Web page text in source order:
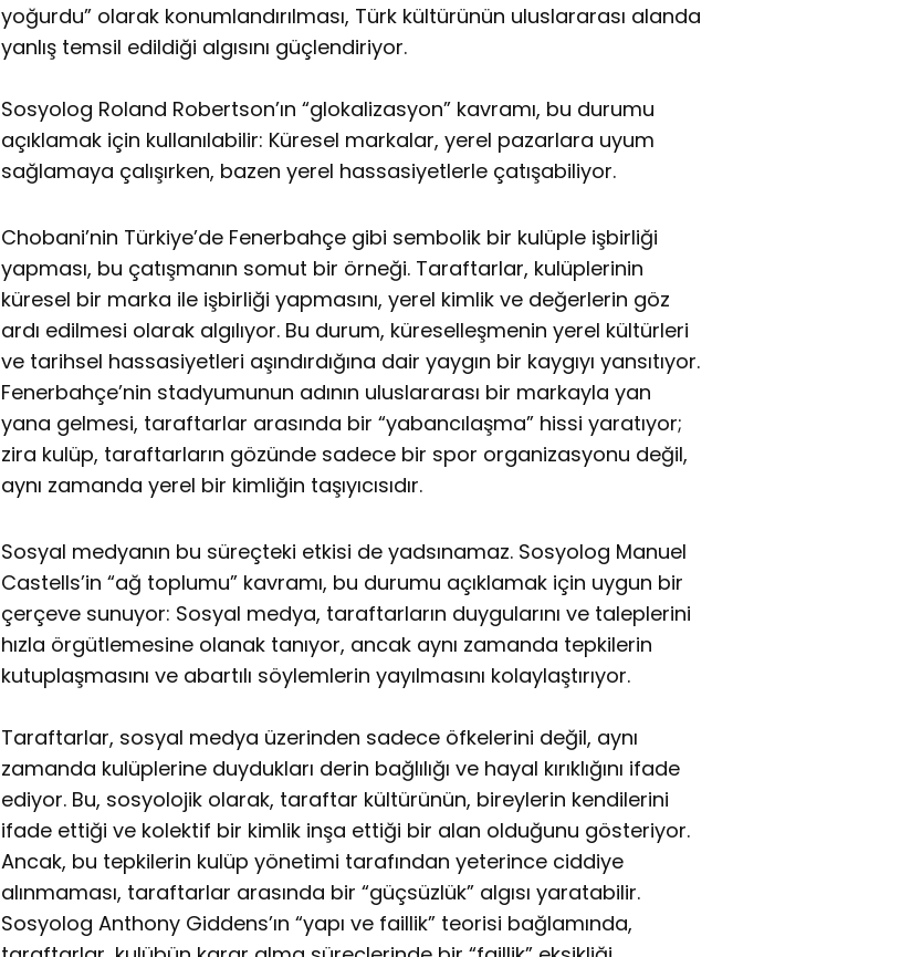
yoğurdu” olarak konumlandırılması, Türk kültürünün uluslararası alanda
yanlış temsil edildiği algısını güçlendiriyor.
Sosyolog Roland Robertson’ın “glokalizasyon” kavramı, bu durumu
açıklamak için kullanılabilir: Küresel markalar, yerel pazarlara uyum
sağlamaya çalışırken, bazen yerel hassasiyetlerle çatışabiliyor.
Chobani’nin Türkiye’de Fenerbahçe gibi sembolik bir kulüple işbirliği
yapması, bu çatışmanın somut bir örneği. Taraftarlar, kulüplerinin
küresel bir marka ile işbirliği yapmasını, yerel kimlik ve değerlerin göz
ardı edilmesi olarak algılıyor. Bu durum, küreselleşmenin yerel kültürleri
ve tarihsel hassasiyetleri aşındırdığına dair yaygın bir kaygıyı yansıtıyor.
Fenerbahçe’nin stadyumunun adının uluslararası bir markayla yan
yana gelmesi, taraftarlar arasında bir “yabancılaşma” hissi yaratıyor;
zira kulüp, taraftarların gözünde sadece bir spor organizasyonu değil,
aynı zamanda yerel bir kimliğin taşıyıcısıdır.
Sosyal medyanın bu süreçteki etkisi de yadsınamaz. Sosyolog Manuel
Castells’in “ağ toplumu” kavramı, bu durumu açıklamak için uygun bir
çerçeve sunuyor: Sosyal medya, taraftarların duygularını ve taleplerini
hızla örgütlemesine olanak tanıyor, ancak aynı zamanda tepkilerin
kutuplaşmasını ve abartılı söylemlerin yayılmasını kolaylaştırıyor.
Taraftarlar, sosyal medya üzerinden sadece öfkelerini değil, aynı
zamanda kulüplerine duydukları derin bağlılığı ve hayal kırıklığını ifade
ediyor. Bu, sosyolojik olarak, taraftar kültürünün, bireylerin kendilerini
ifade ettiği ve kolektif bir kimlik inşa ettiği bir alan olduğunu gösteriyor.
Ancak, bu tepkilerin kulüp yönetimi tarafından yeterince ciddiye
alınmaması, taraftarlar arasında bir “güçsüzlük” algısı yaratabilir.
Sosyolog Anthony Giddens’ın “yapı ve faillik” teorisi bağlamında,